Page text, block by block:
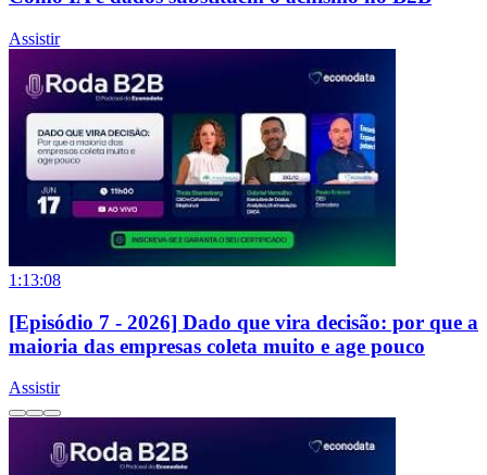
Assistir
1:13:08
[Episódio 7 - 2026] Dado que vira decisão: por que a
maioria das empresas coleta muito e age pouco
Assistir